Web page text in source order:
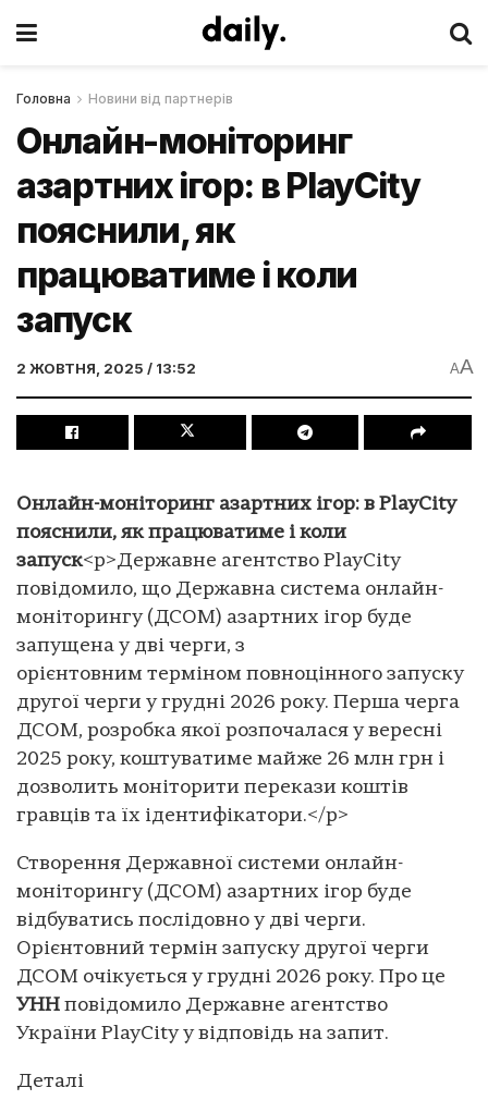
Головна Новини від партнерів
Онлайн-моніторинг
азартних ігор: в PlayCity
пояснили, як
працюватиме і коли
запуск
2 ЖОВТНЯ, 2025 / 13:52 AA
Онлайн-моніторинг азартних ігор: в PlayCity
пояснили, як працюватиме і коли
запуск<p>Державне агентство PlayCity
повідомило, що Державна система онлайн-
моніторингу (ДСОМ) азартних ігор буде
запущена у дві черги, з
орієнтовним терміном повноцінного запуску
другої черги у грудні 2026 року. Перша черга
ДСОМ, розробка якої розпочалася у вересні
2025 року, коштуватиме майже 26 млн грн і
дозволить моніторити перекази коштів
гравців та їх ідентифікатори.</p>
Створення Державної системи онлайн-
моніторингу (ДСОМ) азартних ігор буде
відбуватись послідовно у дві черги.
Орієнтовний термін запуску другої черги
ДСОМ очікується у грудні 2026 року. Про це
УНН повідомило Державне агентство
України PlayCity у відповідь на запит.
Деталі